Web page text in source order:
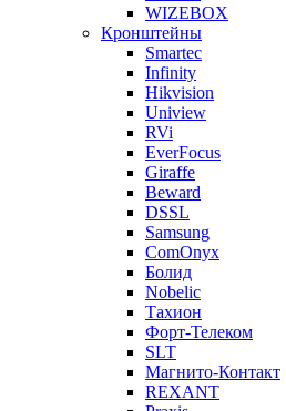
WIZEBOX
Кронштейны
Smartec
Infinity
Hikvision
Uniview
RVi
EverFocus
Giraffe
Beward
DSSL
Samsung
ComOnyx
Болид
Nobelic
Тахион
Форт-Телеком
SLT
Магнито-Контакт
REXANT